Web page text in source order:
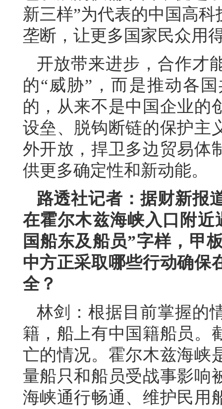
新三样”为代表的中国高
垄断，让更多国家民众用
开放带来进步，合作才
的“威胁”，而是推动各
的，从来不是中国企业的
设垒、脱钩断链的保护主
外开放，捍卫多边贸易体
供更多确定性和新动能。
路透社记者：据财新报
在霍尔木兹海峡入口附
国船东及船员”字样，甲
中方正采取哪些行动确保
全？
林剑：根据目前掌握的
籍，船上有中国籍船员。
亡的情况。霍尔木兹海峡
量船只和船员受战事影响
海峡通行畅通、维护民用